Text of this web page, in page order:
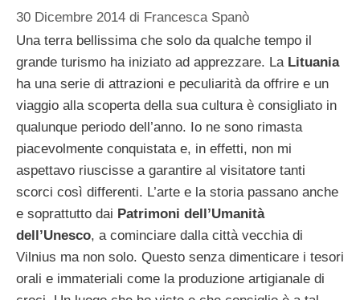
30 Dicembre 2014 di Francesca Spanò
Una terra bellissima che solo da qualche tempo il
grande turismo ha iniziato ad apprezzare. La Lituania
ha una serie di attrazioni e peculiarità da offrire e un
viaggio alla scoperta della sua cultura è consigliato in
qualunque periodo dell’anno. Io ne sono rimasta
piacevolmente conquistata e, in effetti, non mi
aspettavo riuscisse a garantire al visitatore tanti
scorci così differenti. L’arte e la storia passano anche
e soprattutto dai Patrimoni dell’Umanità
dell’Unesco, a cominciare dalla città vecchia di
Vilnius ma non solo. Questo senza dimenticare i tesori
orali e immateriali come la produzione artigianale di